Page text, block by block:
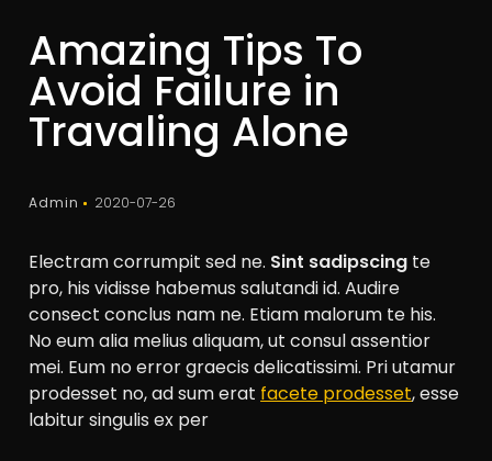
Amazing Tips To
Avoid Failure in
Travaling Alone
Admin 2020-07-26
Electram corrumpit sed ne. Sint sadipscing te
pro, his vidisse habemus salutandi id. Audire
consect conclus nam ne. Etiam malorum te his.
No eum alia melius aliquam, ut consul assentior
mei. Eum no error graecis delicatissimi. Pri utamur
prodesset no, ad sum erat facete prodesset, esse
labitur singulis ex per